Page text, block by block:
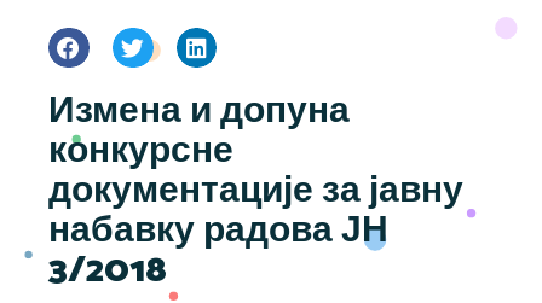
Измена и допуна
конкурсне
документације за јавну
набавку радова ЈН
3/2018